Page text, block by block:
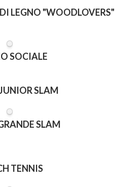
LEGNO "WOODLOVERS"
SOCIALE
SLAM
SLAM
TENNIS